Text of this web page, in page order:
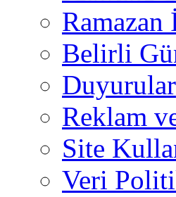
Ramazan
Belirli
Duyurular
Reklam
Site
Veri